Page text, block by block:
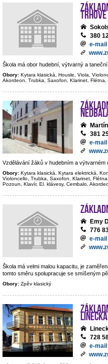
Trhové
380
e-mail
Škola má obor hudební, výtvarný a
Obory: Kytara klasická, Housle, Viola,
Akordeon, Trubka, Saxofon, Klarinet,
381
e-mail
Vzdělávání žáků v hudebním a výtvarném
Obory: Kytara klasická, Kytara elektrická,
Violoncello, Trubka, Saxofon, Klarinet,
Pozoun, Klavír, El. klávesy, Cembalo,
Emy
776
e-mail
Škola má velmi malou kapacitu, je
tomto směru spolupracuje se smíšeným
Obory: Zpěv klasický
728
e-mail